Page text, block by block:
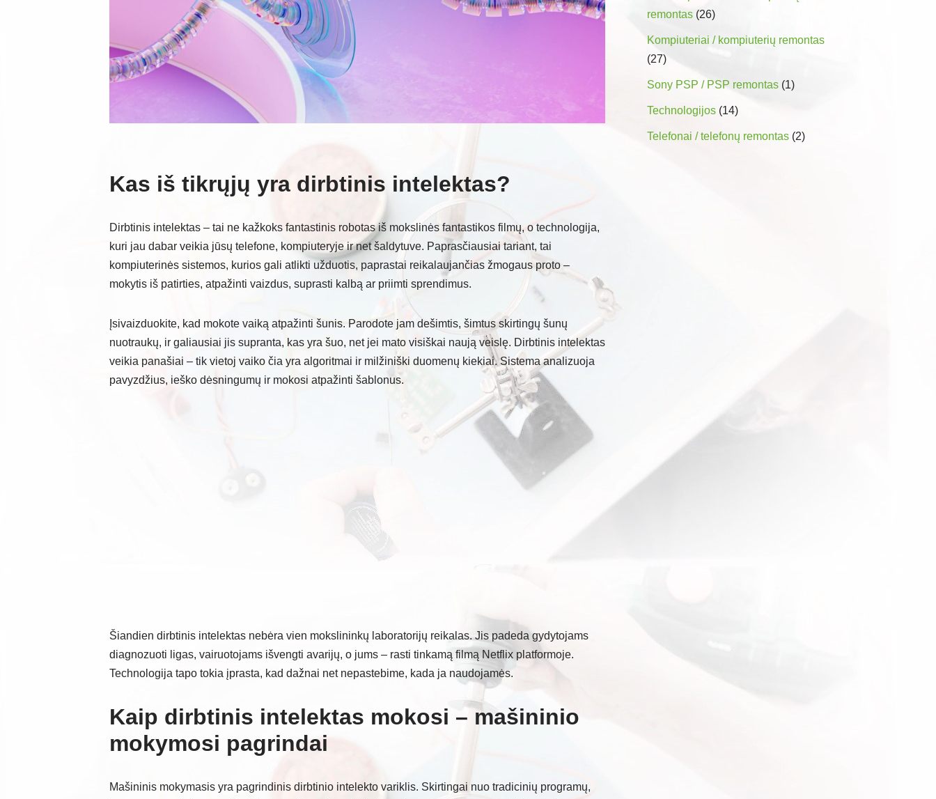
Kas iš tikrųjų yra dirbtinis intelektas?
Dirbtinis intelektas – tai ne kažkoks fantastinis robotas iš mokslinės fantastikos filmų, o technologija,
kuri jau dabar veikia jūsų telefone, kompiuteryje ir net šaldytuve. Paprasčiausiai tariant, tai
kompiuterinės sistemos, kurios gali atlikti užduotis, paprastai reikalaujančias žmogaus proto –
mokytis iš patirties, atpažinti vaizdus, suprasti kalbą ar priimti sprendimus.
Įsivaizduokite, kad mokote vaiką atpažinti šunis. Parodote jam dešimtis, šimtus skirtingų šunų
nuotraukų, ir galiausiai jis supranta, kas yra šuo, net jei mato visiškai naują veislę. Dirbtinis intelektas
veikia panašiai – tik vietoj vaiko čia yra algoritmai ir milžiniški duomenų kiekiai. Sistema analizuoja
pavyzdžius, ieško dėsningumų ir mokosi atpažinti šablonus.
Šiandien dirbtinis intelektas nebėra vien mokslininkų laboratorijų reikalas. Jis padeda gydytojams
diagnozuoti ligas, vairuotojams išvengti avarijų, o jums – rasti tinkamą filmą Netflix platformoje.
Technologija tapo tokia įprasta, kad dažnai net nepastebime, kada ja naudojamės.
Kaip dirbtinis intelektas mokosi – mašininio
mokymosi pagrindai
Mašininis mokymasis yra pagrindinis dirbtinio intelekto variklis. Skirtingai nuo tradicinių programų,
remontas (26)
Kompiuteriai / kompiuterių remontas
(27)
Sony PSP / PSP remontas (1)
Technologijos (14)
Telefonai / telefonų remontas (2)